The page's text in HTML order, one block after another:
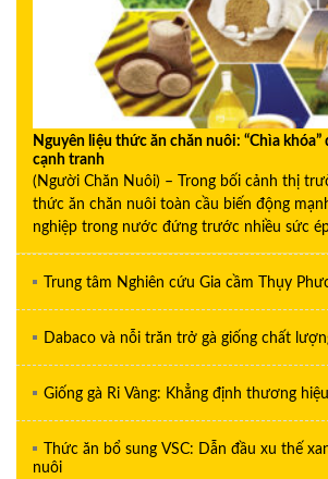
Nguyên liệu thức ăn chăn nuôi: “Chìa
cạnh tranh
(Người Chăn Nuôi) – Trong bối cảnh thị
thức ăn chăn nuôi toàn cầu biến động
nghiệp trong nước đứng trước nhiều sức
Trung tâm Nghiên cứu Gia cầm Thụy
Dabaco và nỗi trăn trở gà giống chất
Giống gà Ri Vàng: Khẳng định thương
Thức ăn bổ sung VSC: Dẫn đầu xu thế
nuôi